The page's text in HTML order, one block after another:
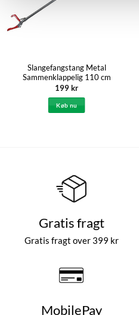
Slangefangstang Metal
Sammenklappelig 110 cm
199kr
Køb nu
Gratis fragt
Gratis fragt over 399 kr
MobilePay